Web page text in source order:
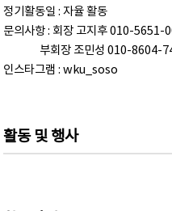
정기활동일 : 자율 활동
문의사항 : 회장 고지후 010-5651-
부회장 조민성 010-8604-
인스타그램 : wku_soso
활동 및 행사